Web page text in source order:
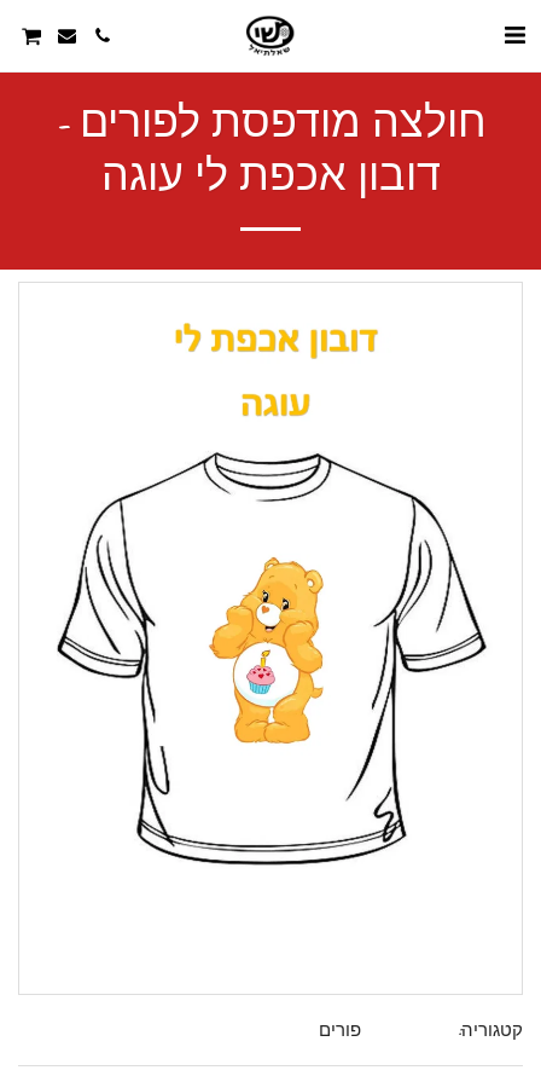
חולצה מודפסת לפורים -
דובון אכפת לי עוגה
קטגוריה: פורים